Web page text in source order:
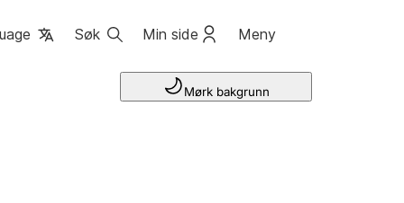
Søk Min side Meny
Mørk bakgrunn